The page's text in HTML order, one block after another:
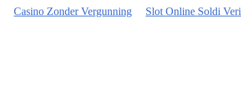
Casino Zonder Vergunning Slot Online Soldi Veri